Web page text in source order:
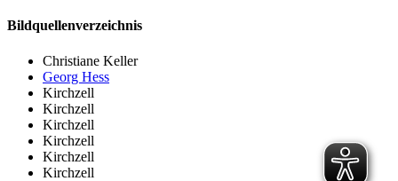
Bildquellenverzeichnis
Christiane Keller
Georg Hess
Kirchzell
Kirchzell
Kirchzell
Kirchzell
Kirchzell
Kirchzell